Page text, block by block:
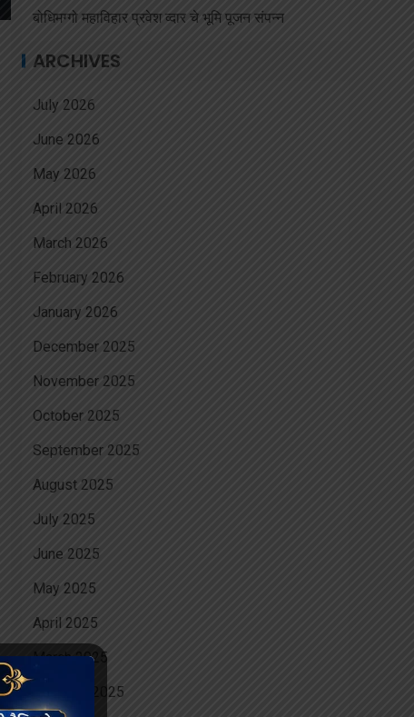
बोधिमग्गो महाविहार प्रवेश व्दार चे भूमि पूजन संपन्न
ARCHIVES
July 2026
June 2026
May 2026
April 2026
March 2026
February 2026
January 2026
December 2025
November 2025
October 2025
September 2025
August 2025
July 2025
June 2025
May 2025
April 2025
March 2025
February 2025